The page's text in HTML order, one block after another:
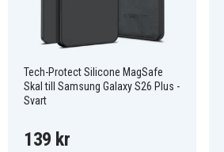
Tech-Protect Silicone MagSafe
Skal till Samsung Galaxy S26 Plus -
Svart
139 kr